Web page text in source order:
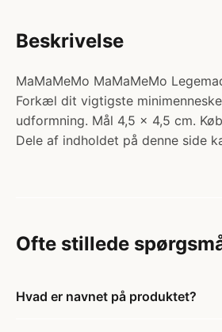
Beskrivelse
MaMaMeMo MaMaMeMo
Forkæl dit vigtigste
udformning. Mål 4,5 x 4,5 cm.
Dele af indholdet på denne side
Ofte stillede
Hvad er navnet på produktet?